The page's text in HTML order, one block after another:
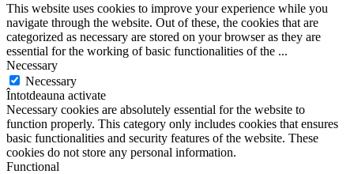
This website uses cookies to improve your experience while you
navigate through the website. Out of these, the cookies that are
categorized as necessary are stored on your browser as they are
essential for the working of basic functionalities of the ...
Necessary
Necessary
Întotdeauna activate
Necessary cookies are absolutely essential for the website to
function properly. This category only includes cookies that ensures
basic functionalities and security features of the website. These
cookies do not store any personal information.
Functional